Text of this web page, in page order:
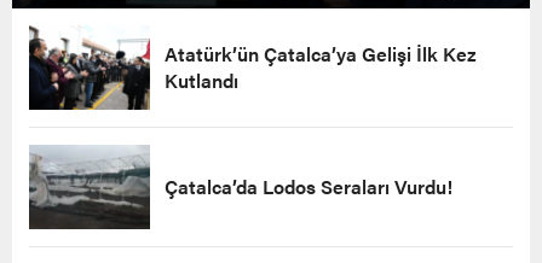
Atatürk’ün Çatalca’ya Gelişi İlk Kez
Kutlandı
Çatalca’da Lodos Seraları Vurdu!